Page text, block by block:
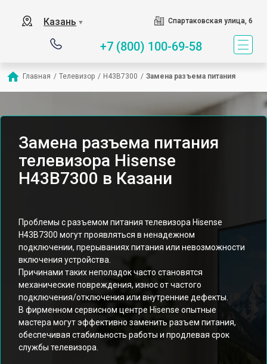
Казань ▼ Спартаковская улица, 6
+7 (800) 100-69-58
Главная / Телевизор / H43B7300 / Замена разъема питания
Замена разъема питания
телевизора Hisense
H43B7300 в Казани
Проблемы с разъемом питания телевизора Hisense
H43B7300 могут проявляться в ненадежном
подключении, прерываниях питания или невозможности
включения устройства.
Причинами таких неполадок часто становятся
механические повреждения, износ от частого
подключения/отключения или внутренние дефекты.
В фирменном сервисном центре Hisense опытные
мастера могут эффективно заменить разъем питания,
обеспечивая стабильность работы и продлевая срок
службы телевизора.